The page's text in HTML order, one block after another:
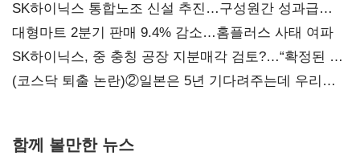
SK하이닉스 통합노조 신설 추진…구성원간 성과급
불만 확산
대형마트 2분기 판매 9.4% 감소…홈플러스 사태 여파
SK하이닉스, 중 충칭 공장 지분매각 검토?…“확정된 바
없어”
(코스닥 퇴출 논란)②일본은 5년 기다려주는데 우리는
함께 볼만한 뉴스